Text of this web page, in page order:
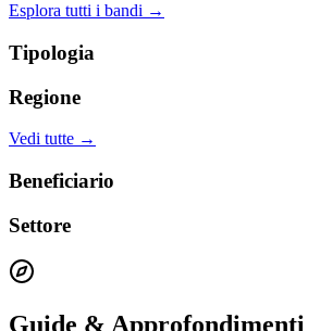
Esplora tutti i bandi →
Tipologia
Regione
Vedi tutte →
Beneficiario
Settore
Guide & Approfondimenti